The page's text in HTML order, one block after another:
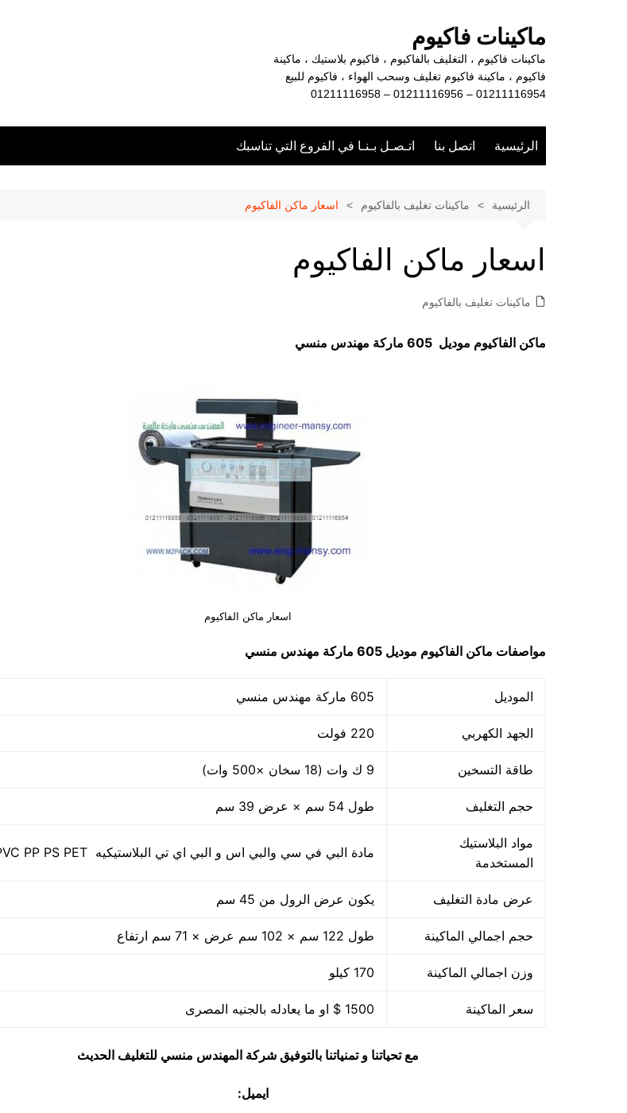
ماكينات فاكيوم
ماكينات فاكيوم ، التغليف بالفاكيوم ، فاكيوم بلاستيك ، ماكينة
فاكيوم ، ماكينة فاكيوم تغليف وسحب الهواء ، فاكيوم للبيع
01211116954 – 01211116956 – 01211116958
الرئيسية اتصل بنا اتـصـل بـنـا في الفروع التي تناسبك
الرئيسية ماكينات تغليف بالفاكيوم اسعار ماكن الفاكيوم
اسعار ماكن الفاكيوم
ماكينات تغليف بالفاكيوم
ماكن الفاكيوم موديل 605 ماركة مهندس منسي
اسعار ماكن الفاكيوم
مواصفات ماكن الفاكيوم موديل 605 ماركة مهندس منسي
الموديل 605 ماركة مهندس منسي
الجهد الكهربي 220 فولت
طاقة التسخين 9 ك وات (18 سخان ×500 وات)
حجم التغليف طول 54 سم × عرض 39 سم
مواد البلاستيك
المستخدمة
مادة البي في سي والبي اس و البي اي تي البلاستيكيه PVC PP PS PET
عرض مادة التغليف يكون عرض الرول من 45 سم
حجم اجمالي الماكينة طول 122 سم × 102 سم عرض × 71 سم ارتفاع
وزن اجمالي الماكينة 170 كيلو
سعر الماكينة 1500 $ او ما يعادله بالجنيه المصرى
مع تحياتنا و تمنياتنا بالتوفيق شركة المهندس منسي للتغليف الحديث
ايميل: